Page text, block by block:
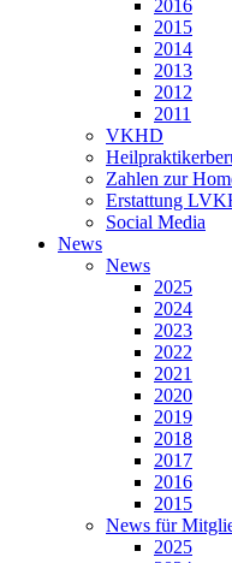
2016
2015
2014
2013
2012
2011
VKHD
Zahlen zur
Erstattung
Social Media
News
News
2025
2024
2023
2022
2021
2020
2019
2018
2017
2016
2015
News für
2025